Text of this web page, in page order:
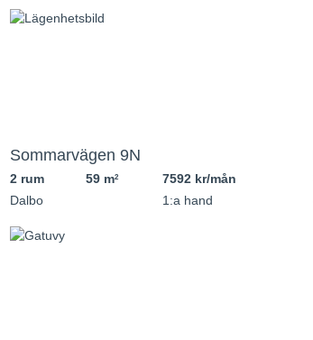
Sommarvägen 9N
2 rum 59 m2
7592 kr/mån
Dalbo
1:a hand